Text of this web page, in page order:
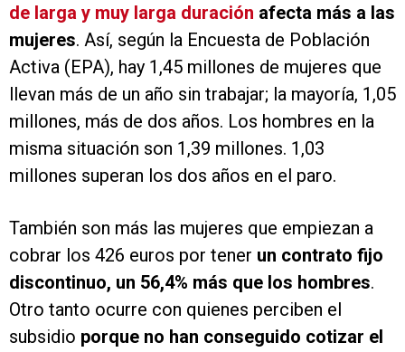
de larga y muy larga duración afecta más a las
mujeres. Así, según la Encuesta de Población
Activa (EPA), hay 1,45 millones de mujeres que
llevan más de un año sin trabajar; la mayoría, 1,05
millones, más de dos años. Los hombres en la
misma situación son 1,39 millones. 1,03
millones superan los dos años en el paro.
También son más las mujeres que empiezan a
cobrar los 426 euros por tener un contrato fijo
discontinuo, un 56,4% más que los hombres.
Otro tanto ocurre con quienes perciben el
subsidio porque no han conseguido cotizar el